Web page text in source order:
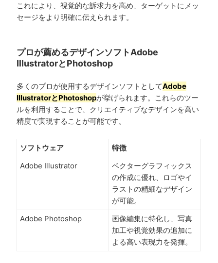
これにより、視覚的な訴求力を高め、ターゲットにメッ
セージをより明確に伝えられます。
プロが薦めるデザインソフトAdobe
IllustratorとPhotoshop
多くのプロが使用するデザインソフトとしてAdobe
IllustratorとPhotoshopが挙げられます。これらのツー
ルを利用することで、クリエイティブなデザインを高い
精度で実現することが可能です。
ソフトウェア
特徴
Adobe Illustrator
ベクターグラフィックス
の作成に優れ、ロゴやイ
ラストの精細なデザイン
が可能。
Adobe Photoshop
画像編集に特化し、写真
加工や視覚効果の追加に
よる高い表現力を発揮。